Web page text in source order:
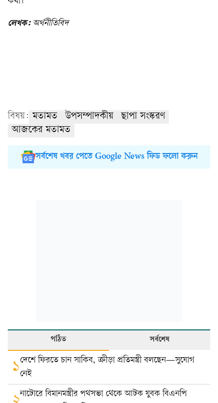
লেখক:অর্থনীতিবিদ
বিষয়: মতামত উপসম্পাদকীয়
ছাপা সংস্করণ
আজকের মতামত
সর্বশেষ খবর পেতে Google News ফিড ফলো করুন
পঠিত সর্বশেষ
১দেশে ফিরতে চান সাকিব, ক্রীড়া প্রতিমন্ত্রী বলছেন—সুযোগ
নেই
নাটোরে বিমানমন্ত্রীর পথসভা থেকে আটক যুবক বিএনপি